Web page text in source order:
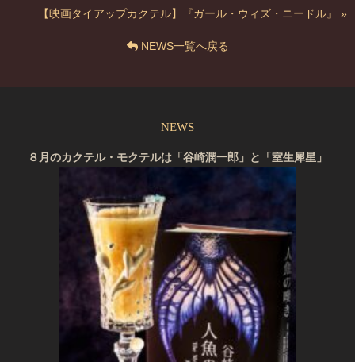
【映画タイアップカクテル】『ガール・ウィズ・ニードル』 »
NEWS一覧へ戻る
NEWS
８月のカクテル・モクテルは「谷崎潤一郎」と「室生犀星」